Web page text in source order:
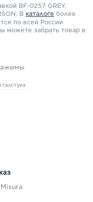
BF-0257 GREY.
В каталоге более
по всей России
можете забрать товар в